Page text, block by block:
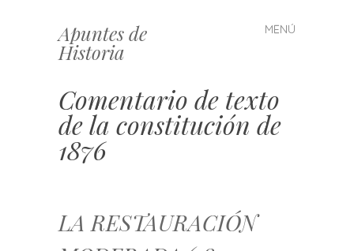
Apuntes de
Historia
MENÚ
Saltar
al
Comentario de texto
de la constitución de
1876
LA RESTAURACIÓN